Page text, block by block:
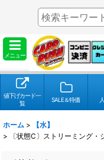
メニュー
値下げカード一
覧
SALE＆特価
ホーム >
【水】
>
〔状態C〕ストリーミング